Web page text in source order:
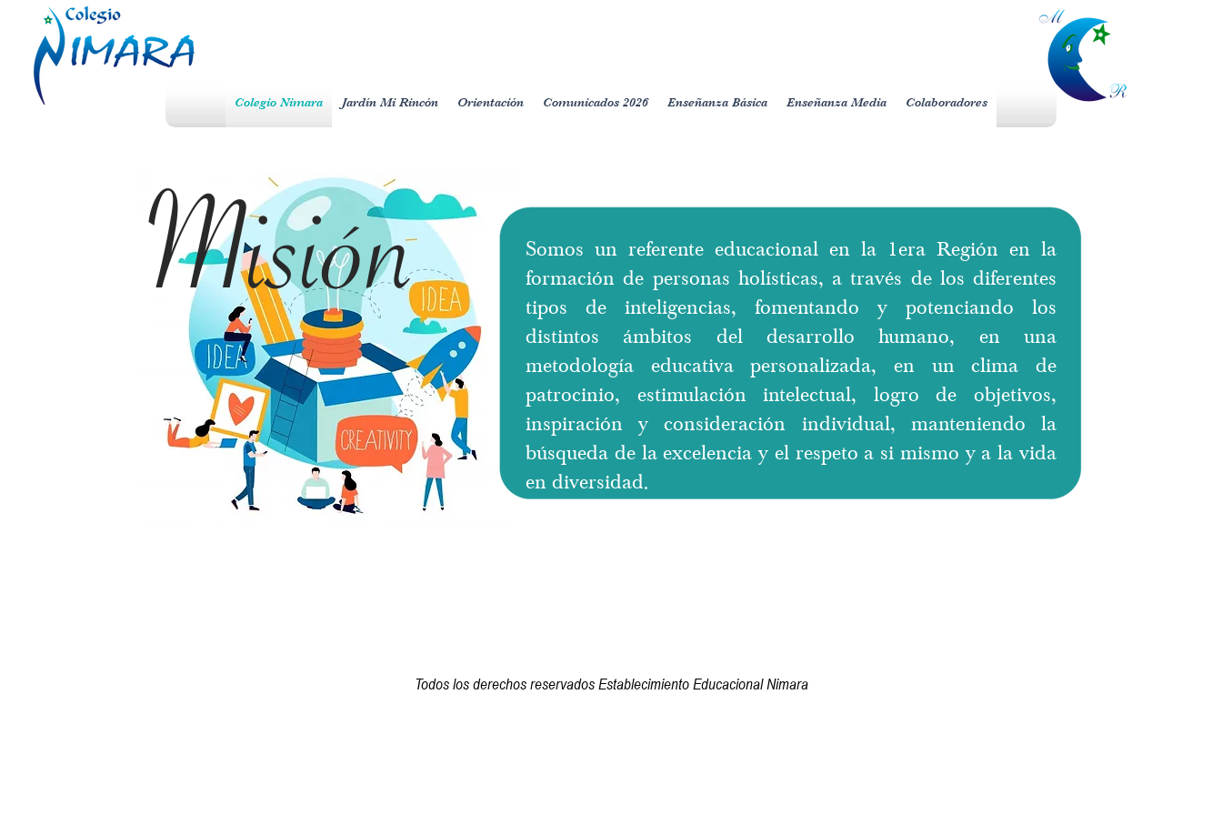
Colegio Nimara Jardín Mi Rincón Orientación Comunicados 2026 Enseñanza Básica Enseñanza Media Colaboradores
Somos un referente educacional en la 1era Región en la
formación de personas holísticas, a través de los diferentes
tipos de inteligencias, fomentando y potenciando los
distintos ámbitos del desarrollo humano, en una
metodología educativa personalizada, en un clima de
patrocinio, estimulación intelectual, logro de objetivos,
inspiración y consideración individual, manteniendo la
búsqueda de la excelencia y el respeto a si mismo y a la vida
en diversidad.
Misión
Todos los derechos reservados Establecimiento Educacional Nimara